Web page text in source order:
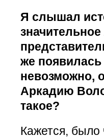
Я слышал
же появилась
невозможно,
Аркадию
такое?
Кажется, было